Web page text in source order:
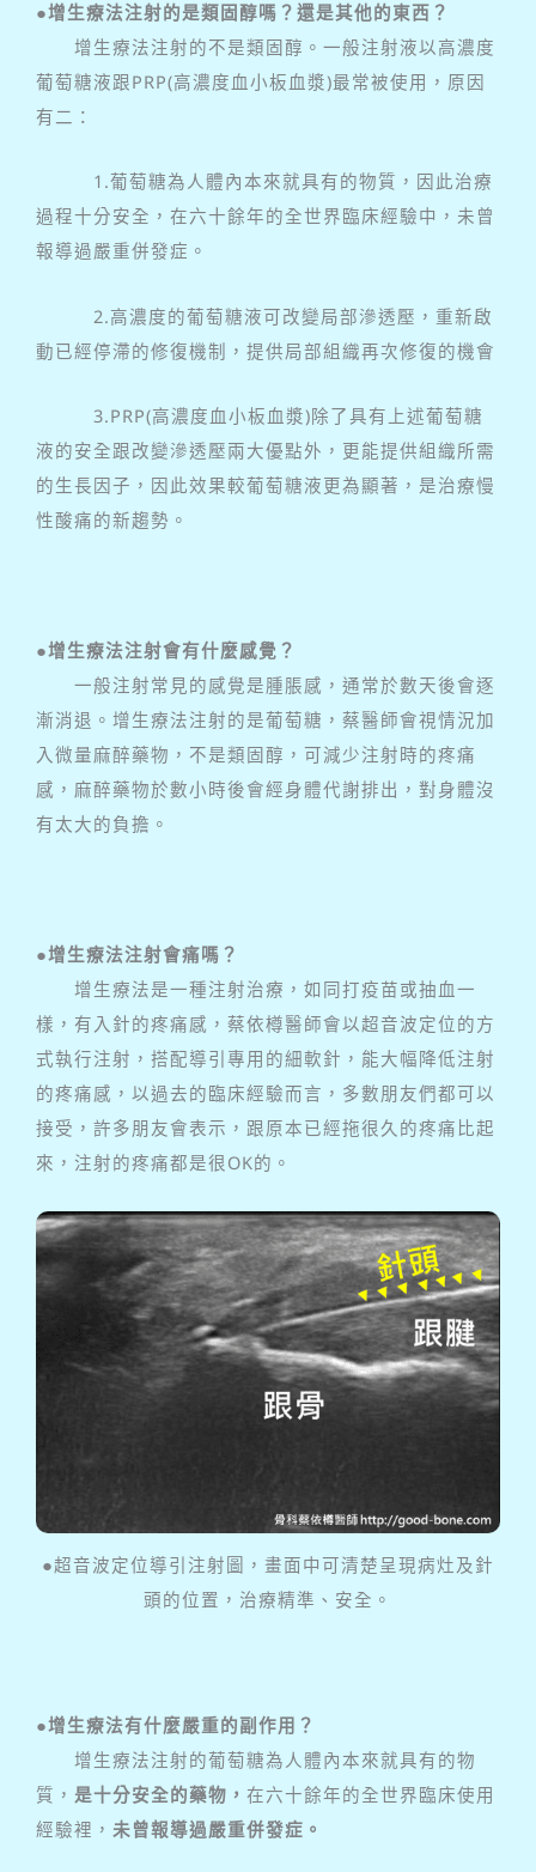
●增生療法注射的是類固醇嗎？還是其他的東西？
增生療法注射的不是類固醇。一般注射液以高濃度
葡萄糖液跟PRP(高濃度血小板血漿)最常被使用，原因
有二：
1.葡萄糖為人體內本來就具有的物質，因此治療
過程十分安全，在六十餘年的全世界臨床經驗中，未曾
報導過嚴重併發症。
2.高濃度的葡萄糖液可改變局部滲透壓，重新啟
動已經停滯的修復機制，提供局部組織再次修復的機會
3.PRP(高濃度血小板血漿)除了具有上述葡萄糖
液的安全跟改變滲透壓兩大優點外，更能提供組織所需
的生長因子，因此效果較葡萄糖液更為顯著，是治療慢
性酸痛的新趨勢。
●增生療法注射會有什麼感覺？
一般注射常見的感覺是腫脹感，通常於數天後會逐
漸消退。增生療法注射的是葡萄糖，蔡醫師會視情況加
入微量麻醉藥物，不是類固醇，可減少注射時的疼痛
感，麻醉藥物於數小時後會經身體代謝排出，對身體沒
有太大的負擔。
●增生療法注射會痛嗎？
增生療法是一種注射治療，如同打疫苗或抽血一
樣，有入針的疼痛感，蔡依樽醫師會以超音波定位的方
式執行注射，搭配導引專用的細軟針，能大幅降低注射
的疼痛感，以過去的臨床經驗而言，多數朋友們都可以
接受，許多朋友會表示，跟原本已經拖很久的疼痛比起
來，注射的疼痛都是很OK的。
●超音波定位導引注射圖，畫面中可清楚呈現病灶及針
頭的位置，治療精準、安全。
●增生療法有什麼嚴重的副作用？
增生療法注射的葡萄糖為人體內本來就具有的物
質， 是十分安全的藥物， 在六十餘年的全世界臨床使用
經驗裡， 未曾報導過嚴重併發症。